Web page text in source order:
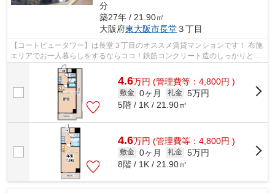
分
築27年 / 21.90㎡
大阪府東大阪市長堂３丁目
【コートビュータワー】は長堂３丁目のオススメ賃貸マンションです！ 布施
エリアでお一人暮らしをするならココ！鉄筋コンクリート造のしっかりとし
た造りのオススメ賃貸マンション！...
4.6万円 (管理費等：4,800円 )
敷金 0ヶ月 礼金 5万円
5階 / 1K / 21.90㎡
4.6万円 (管理費等：4,800円 )
敷金 0ヶ月 礼金 5万円
8階 / 1K / 21.90㎡